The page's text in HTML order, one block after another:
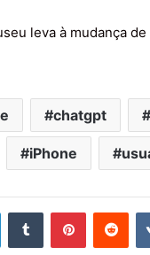
leva à mudança
chatgpt
iPhone